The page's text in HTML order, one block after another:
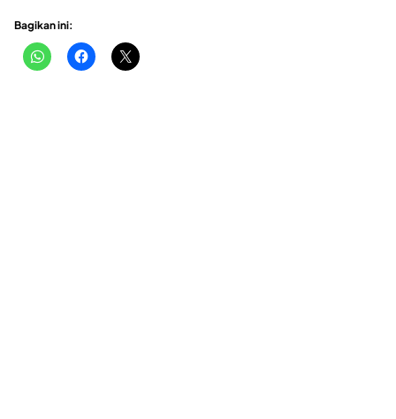
Bagikan ini: